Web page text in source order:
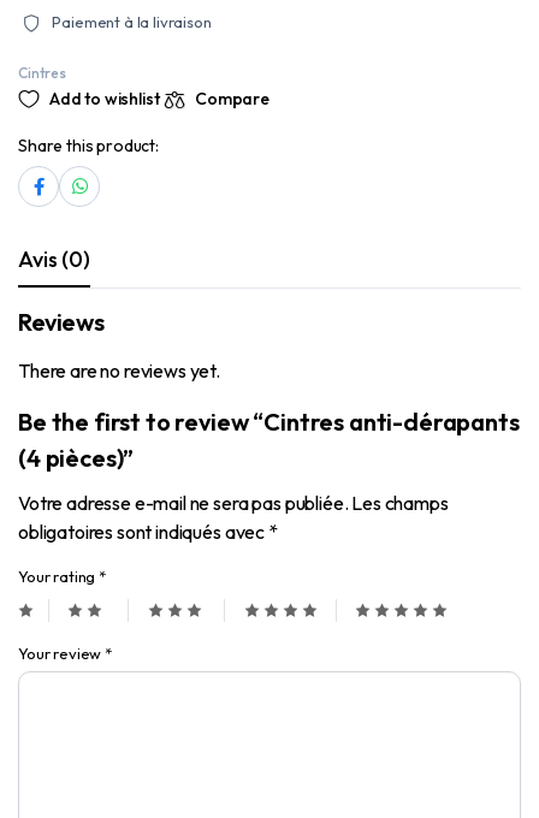
Paiement à la livraison
Cintres
Add to wishlist Compare
Share this product:
Avis (0)
Reviews
There are no reviews yet.
Be the first to review “Cintres anti-dérapants
(4 pièces)”
Votre adresse e-mail ne sera pas publiée. Les champs
obligatoires sont indiqués avec *
Your rating *
Your review *